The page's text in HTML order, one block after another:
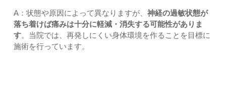
A：状態や原因によって異なりますが、 神経の過敏状態が
落ち着けば痛みは十分に軽減・消失する可能性がありま
す。当院では、再発しにくい身体環境を作ることを目標に
施術を行っています。